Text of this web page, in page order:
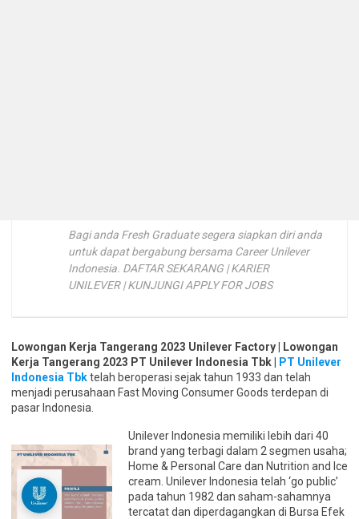
Bagi anda Fresh Graduate segera siapkan diri anda
untuk dapat bergabung bersama Career Unilever
Indonesia. DAFTAR SEKARANG | KARIER
UNILEVER | KUNJUNGI APPLY FOR JOBS
Lowongan Kerja Tangerang 2023 Unilever Factory | Lowongan
Kerja Tangerang 2023 PT Unilever Indonesia Tbk |
PT Unilever
Indonesia Tbktelah beroperasi sejak tahun 1933 dan telah
menjadi perusahaan Fast Moving Consumer Goods terdepan di
pasar Indonesia.
Unilever Indonesia memiliki lebih dari 40
brand yang terbagi dalam 2 segmen usaha;
Home & Personal Care dan Nutrition and Ice
cream. Unilever Indonesia telah ‘go public’
pada tahun 1982 dan saham-sahamnya
tercatat dan diperdagangkan di Bursa Efek